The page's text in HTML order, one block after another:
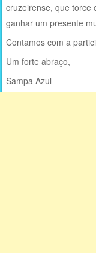
cruzeirense, que torce
ganhar um presente
Contamos com a
Um forte abraço,
Sampa Azul